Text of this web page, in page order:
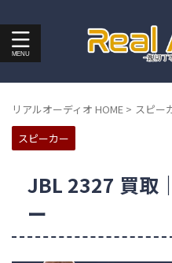
リアルオーディオ HOME > スピー
スピーカー
JBL 2327 買取
ー